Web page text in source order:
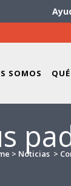
SOMOS
> Noticias >